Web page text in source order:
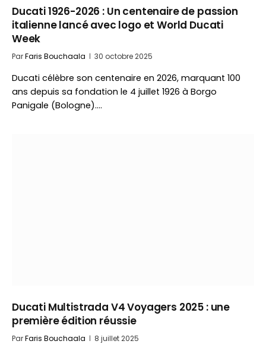
Ducati 1926-2026 : Un centenaire de passion
italienne lancé avec logo et World Ducati
Week
ParFaris Bouchaala 30 octobre 2025
Ducati célèbre son centenaire en 2026, marquant 100
ans depuis sa fondation le 4 juillet 1926 à Borgo
Panigale (Bologne).…
Ducati Multistrada V4 Voyagers 2025 : une
première édition réussie
ParFaris Bouchaala 8 juillet 2025